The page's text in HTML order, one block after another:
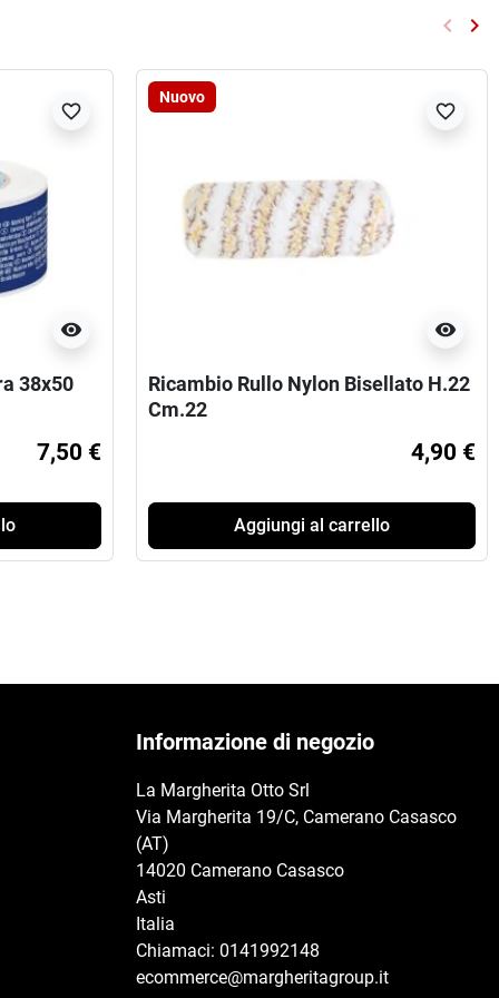
keyboard_arrow_left keyboard_arrow_right
visibility
favorite_border
38x50
7,50 €
Nuovo
visibility
favorite_border
Ricambio Rullo Nylon Bisellato H.22
Cm.22
4,90 €
Aggiungi al carrello
Informazione di negozio
La Margherita Otto Srl
Via Margherita 19/C, Camerano Casasco
(AT)
14020 Camerano Casasco
Asti
Italia
Chiamaci: 0141992148
ecommerce@margheritagroup.it